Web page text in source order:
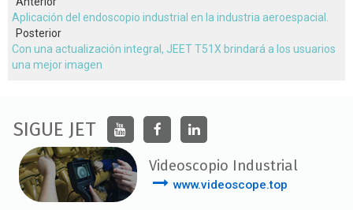
Aplicación del endoscopio industrial en la industria aeroespacial.
Posterior
Con una actualización integral, JEET T51X brindará a los usuarios
una mejor imagen
SIGUE JET
Videoscopio Industrial
www.videoscope.top